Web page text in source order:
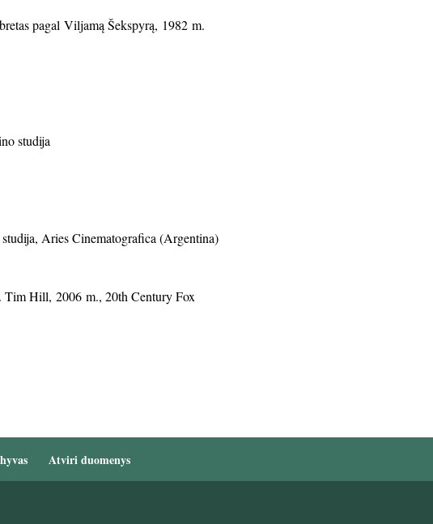
pagal Viljamą Šekspyrą, 1982 m.
studija
Aries Cinematografica (Argentina)
Tim Hill, 2006 m., 20th Century Fox
Atviri duomenys